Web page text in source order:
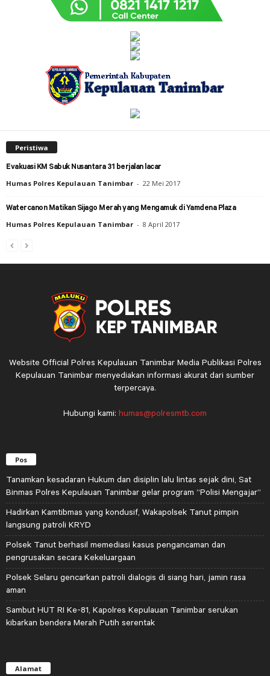
Peristiwa
Evakuasi KM Sabuk Nusantara 31 berjalan lacar
Humas Polres Kepulauan Tanimbar - 22 Mei 2017
Watercanon Matikan Sijago Merah yang Mengamuk di Yamdena Plaza
Humas Polres Kepulauan Tanimbar - 8 April 2017
Website Official Polres Kepulauan Tanimbar Media Publikasi Polres
Kepulauan Tanimbar menyediakan informasi akurat dari sumber
terpercaya.
Hubungi kami: humas@polresmtb.com
Pos
Tanamkan kesadaran Hukum dan disiplin lalu lintas sejak dini, Sat
Binmas Polres Kepulauan Tanimbar gelar program “Polisi Mengajar”
Hadirkan Kamtibmas yang kondusif, Wakapolsek Tanut pimpin
langsung patroli KRYD
Polsek Tanut berhasil memediasi kasus pengancaman dan
pengrusakan secara Kekeluargaan
Polsek Selaru gencarkan patroli dialogis di siang hari, jamin rasa
aman
Sambut HUT RI Ke-81, Kapolres Kepulauan Tanimbar serukan
kibarkan bendera Merah Putih serentak
Alamat